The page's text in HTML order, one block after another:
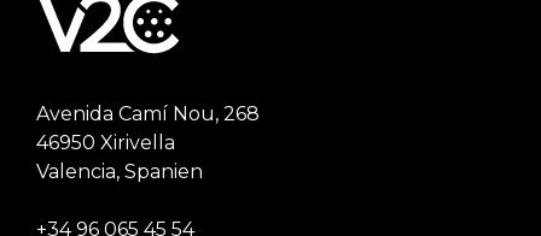
Avenida Camí Nou, 268
46950 Xirivella
Valencia, Spanien
+34 96 065 45 54